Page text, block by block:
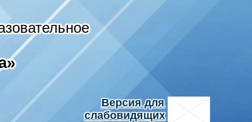
Версия для
слабовидящих